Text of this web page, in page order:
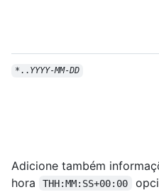
*.. YYYY-MM-DD
Adicione também
hora
THH:MM:SS+00:00